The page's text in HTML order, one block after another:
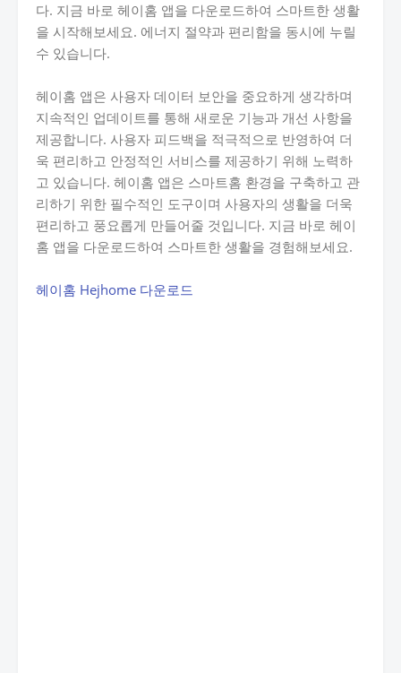
다. 지금 바로 헤이홈 앱을 다운로드하여 스마트한 생활
을 시작해보세요. 에너지 절약과 편리함을 동시에 누릴
수 있습니다.
헤이홈 앱은 사용자 데이터 보안을 중요하게 생각하며
지속적인 업데이트를 통해 새로운 기능과 개선 사항을
제공합니다. 사용자 피드백을 적극적으로 반영하여 더
욱 편리하고 안정적인 서비스를 제공하기 위해 노력하
고 있습니다. 헤이홈 앱은 스마트홈 환경을 구축하고 관
리하기 위한 필수적인 도구이며 사용자의 생활을 더욱
편리하고 풍요롭게 만들어줄 것입니다. 지금 바로 헤이
홈 앱을 다운로드하여 스마트한 생활을 경험해보세요.
헤이홈 Hejhome 다운로드